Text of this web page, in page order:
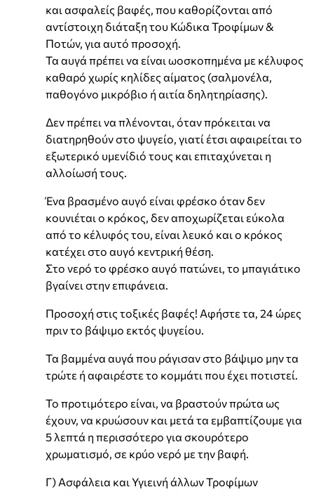
και ασφαλείς βαφές, που καθορίζονται από
αντίστοιχη διάταξη του Κώδικα Τροφίμων &
Ποτών, για αυτό προσοχή.
Τα αυγά πρέπει να είναι ωοσκοπημένα με κέλυφος
καθαρό χωρίς κηλίδες αίματος (σαλμονέλα,
παθογόνο μικρόβιο ή αιτία δηλητηρίασης).
Δεν πρέπει να πλένονται, όταν πρόκειται να
διατηρηθούν στο ψυγείο, γιατί έτσι αφαιρείται το
εξωτερικό υμενίδιό τους και επιταχύνεται η
αλλοίωσή τους.
Ένα βρασμένο αυγό είναι φρέσκο όταν δεν
κουνιέται ο κρόκος, δεν αποχωρίζεται εύκολα
από το κέλυφός του, είναι λευκό και ο κρόκος
κατέχει στο αυγό κεντρική θέση.
Στο νερό το φρέσκο αυγό πατώνει, το μπαγιάτικο
βγαίνει στην επιφάνεια.
Προσοχή στις τοξικές βαφές! Αφήστε τα, 24 ώρες
πριν το βάψιμο εκτός ψυγείου.
Τα βαμμένα αυγά που ράγισαν στο βάψιμο μην τα
τρώτε ή αφαιρέστε το κομμάτι που έχει ποτιστεί.
Το προτιμότερο είναι, να βραστούν πρώτα ως
έχουν, να κρυώσουν και μετά τα εμβαπτίζουμε για
5 λεπτά η περισσότερο για σκουρότερο
χρωματισμό, σε κρύο νερό με την βαφή.
Γ) Ασφάλεια και Υγιεινή άλλων Τροφίμων